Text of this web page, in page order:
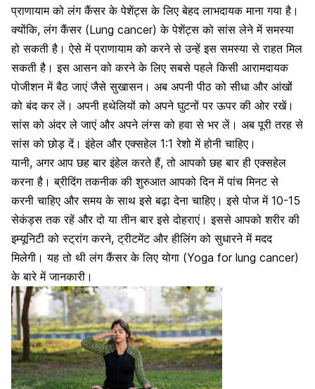
प्राणायाम को लंग कैंसर के पेशेंट्स के लिए बेहद लाभदायक माना गया है।
क्योंकि, लंग कैंसर (Lung cancer) के पेशेंट्स को सांस लेने में समस्या
हो सकती है। ऐसे में प्राणायाम को करने से उन्हें इस समस्या से राहत मिल
सकती है। इस आसन को करने के लिए सबसे पहले किसी आरामदायक
पोजीशन में बैठ जाएं जैसे सुखासन। अब अपनी पीठ को सीधा और आंखों
को बंद कर लें। अपनी हथेलियों को अपने घुटनों पर ऊपर की ओर रखें।
सांस को अंदर ले जाएं और अपने लंग्स को हवा से भर लें। अब पूरी तरह से
सांस को छोड़ दें। इंहेल और एक्सहेल 1:1 रेशो में होनी चाहिए।
यानी, अगर आप छह बार इंहेल करते हैं, तो आपको छह बार ही एक्सहेल
करना है।ब्रीदिंग तकनीक की शुरुआतआपको दिन में पांच मिनट से
करनी चाहिए और समय के साथ इसे बढ़ा देना चाहिए। इसे पोज में 10-15
सेकंड्स तक रहें और दो या तीन बार इसे दोहराएं। इससे आपको शरीर की
इम्यूनिटी को स्ट्रांग करने, ट्रीटमेंट और हीलिंग को सुधारने में मदद
मिलेगी। यह तो थी लंग कैंसर के लिए योगा (Yoga for lung cancer)
के बारे में जानकारी।